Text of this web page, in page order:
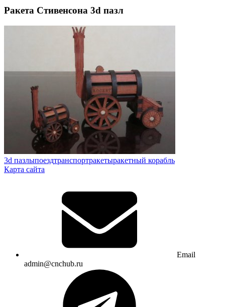
Ракета Стивенсона 3d пазл
3d пазлыпоездтранспортракетыракетный корабль
Карта сайта
Email
admin@cnchub.ru